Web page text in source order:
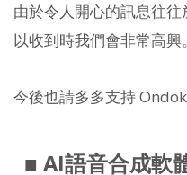
由於令人開心的訊息往
以收到時我們會非常高興。
今後也請多多支持
■ AI語音合成軟